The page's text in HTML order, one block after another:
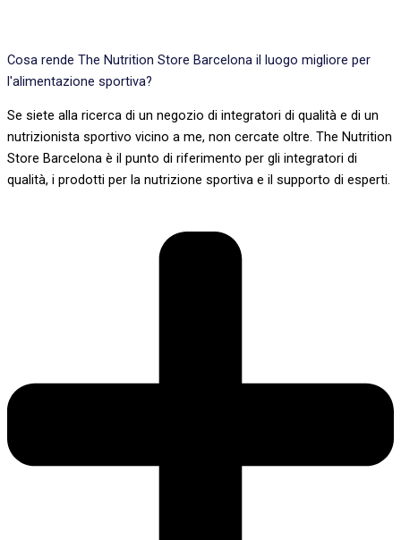
Cosa rende The Nutrition Store Barcelona il luogo migliore per
l'alimentazione sportiva?
Se siete alla ricerca di un negozio di integratori di qualità e di un
nutrizionista sportivo vicino a me, non cercate oltre. The Nutrition
Store Barcelona è il punto di riferimento per gli integratori di
qualità, i prodotti per la nutrizione sportiva e il supporto di esperti.